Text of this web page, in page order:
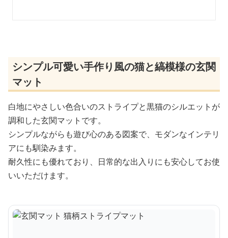
シンプル可愛い手作り風の猫と縞模様の玄関
マット
白地にやさしい色合いのストライプと黒猫のシルエットが
調和した玄関マットです。
シンプルながらも遊び心のある図案で、モダンなインテリ
アにも馴染みます。
耐久性にも優れており、日常的な出入りにも安心してお使
いいただけます。